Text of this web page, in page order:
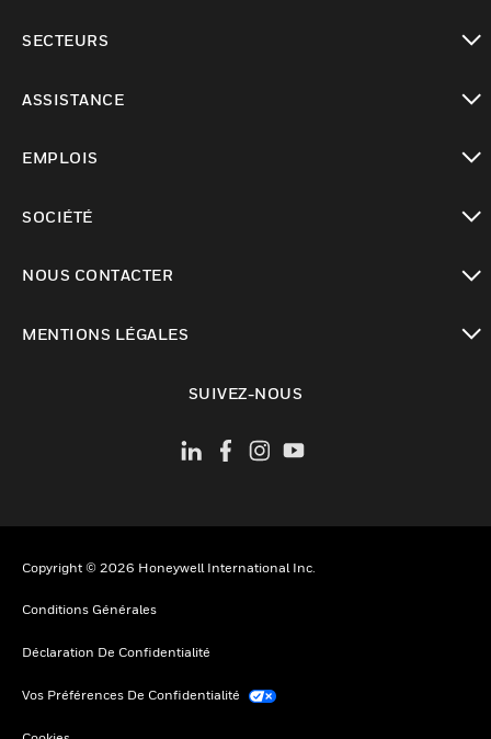
SECTEURS
ASSISTANCE
EMPLOIS
SOCIÉTÉ
NOUS CONTACTER
MENTIONS LÉGALES
SUIVEZ-NOUS
Copyright © 2026 Honeywell International Inc.
Conditions Générales
Déclaration De Confidentialité
Vos Préférences De Confidentialité